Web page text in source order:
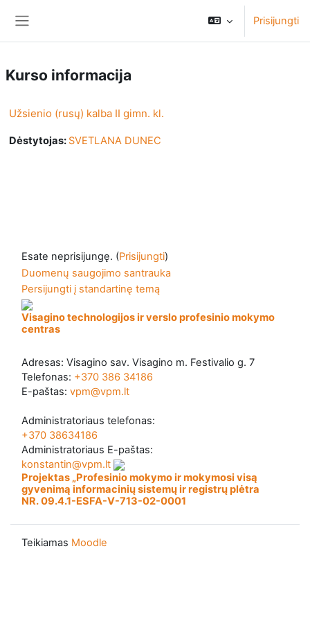
Prisijungti
Kurso informacija
Užsienio (rusų) kalba II gimn. kl.
Dėstytojas: SVETLANA DUNEC
Esate neprisijungę. (Prisijungti)
Duomenų saugojimo santrauka
Persijungti į standartinę temą
Visagino technologijos ir verslo profesinio mokymo
centras
Adresas: Visagino sav. Visagino m. Festivalio g. 7
Telefonas: +370 386 34186
E-paštas: vpm@vpm.lt
Administratoriaus telefonas:
+370 38634186
Administratoriaus E-paštas:
konstantin@vpm.lt
Projektas „Profesinio mokymo ir mokymosi visą
gyvenimą informacinių sistemų ir registrų plėtra
NR. 09.4.1-ESFA-V-713-02-0001
Teikiamas Moodle